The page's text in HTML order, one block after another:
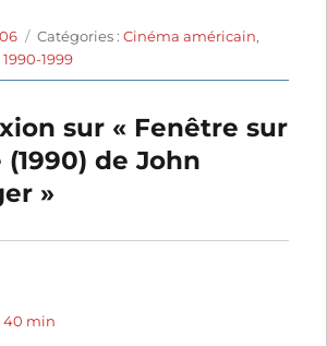
Catégories
Catégories :Cinéma américain,
1999
sur « Fenêtre sur
de John
»
40 min